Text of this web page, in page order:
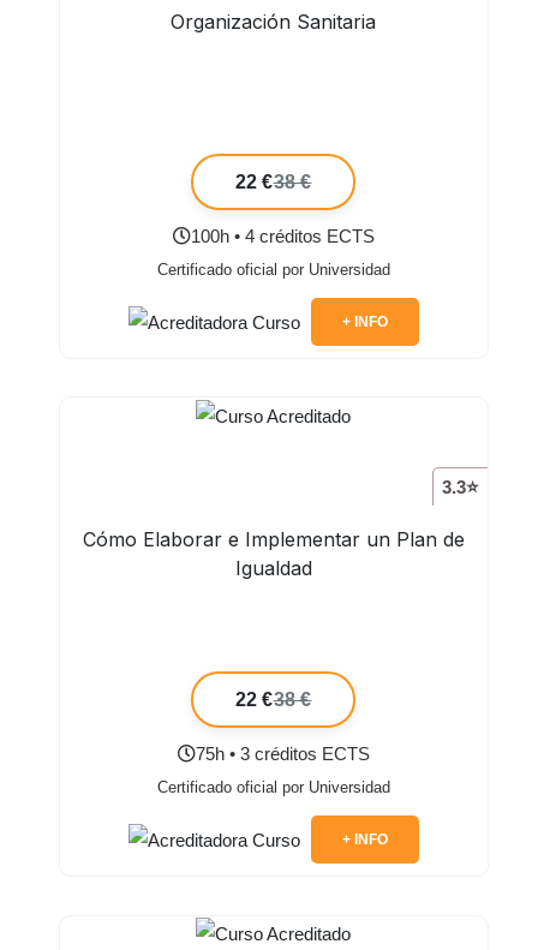
Organización Sanitaria
22 €38 €
100h • 4 créditos ECTS
Certificado oficial por Universidad
+ INFO
3.3⭐
Cómo Elaborar e Implementar un Plan de
Igualdad
22 €38 €
75h • 3 créditos ECTS
Certificado oficial por Universidad
+ INFO